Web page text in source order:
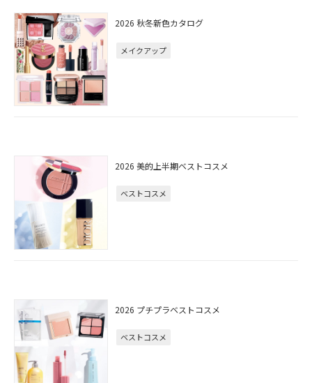
2026 秋冬新色カタログ
メイクアップ
2026 美的上半期ベストコスメ
ベストコスメ
2026 プチプラベストコスメ
ベストコスメ